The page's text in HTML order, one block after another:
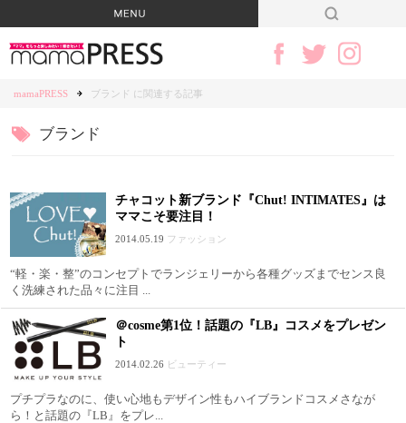
mamaPRESS ブランド に関連する記事
ブランド
チャコット新ブランド『Chut! INTIMATES』は
ママこそ要注目！
2014.05.19 ファッション
“軽・楽・整”のコンセプトでランジェリーから各種グッズまでセンス良
く洗練された品々に注目 ...
＠cosme第1位！話題の『LB』コスメをプレゼン
ト
2014.02.26 ビューティー
プチプラなのに、使い心地もデザイン性もハイブランドコスメさなが
ら！と話題の『LB』をプレ...